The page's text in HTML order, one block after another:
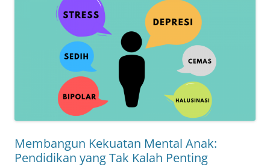
Membangun Kekuatan Mental Anak:
Pendidikan yang Tak Kalah Penting